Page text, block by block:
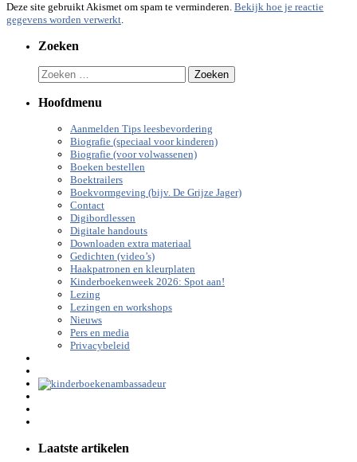
Deze site gebruikt Akismet om spam te verminderen. Bekijk hoe je reactie
gegevens worden verwerkt.
Zoeken
Zoeken
naar:
Hoofdmenu
Aanmelden Tips leesbevordering
Biografie (speciaal voor kinderen)
Biografie (voor volwassenen)
Boeken bestellen
Boektrailers
Boekvormgeving (bijv. De Grijze Jager)
Contact
Digibordlessen
Digitale handouts
Downloaden extra materiaal
Gedichten (video’s)
Haakpatronen en kleurplaten
Kinderboekenweek 2026: Spot aan!
Lezing
Lezingen en workshops
Nieuws
Pers en media
Privacybeleid
Laatste artikelen